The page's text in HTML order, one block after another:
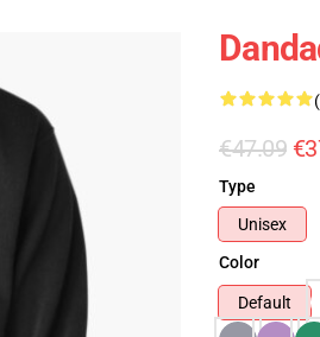
€47.09
Type
Unisex
Color
Default